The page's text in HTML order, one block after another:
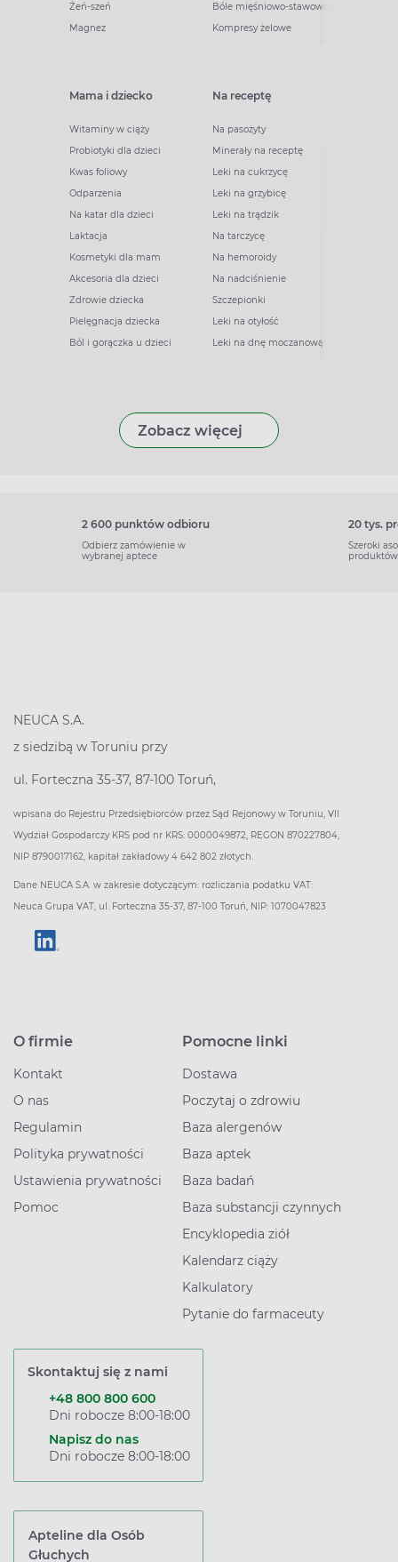
Żeń-szeń
Magnez
Bóle mięśniowo-stawowe
Kompresy żelowe
Mama i dziecko
Witaminy w ciąży
Probiotyki dla dzieci
Kwas foliowy
Odparzenia
Na katar dla dzieci
Laktacja
Kosmetyki dla mam
Akcesoria dla dzieci
Zdrowie dziecka
Pielęgnacja dziecka
Ból i gorączka u dzieci
Na receptę
Na pasożyty
Minerały na receptę
Leki na cukrzycę
Leki na grzybicę
Leki na trądzik
Na tarczycę
Na hemoroidy
Na nadciśnienie
Szczepionki
Leki na otyłość
Leki na dnę moczanową
Zobacz więcej
2 600 punktów odbioru
Odbierz zamówienie w
wybranej aptece
20 tys.
Szeroki
produktów
NEUCA S.A.
z siedzibą w Toruniu przy
ul. Forteczna 35-37, 87-100 Toruń,
wpisana do Rejestru Przedsiębiorców przez Sąd Rejonowy w Toruniu, VII
Wydział Gospodarczy KRS pod nr KRS: 0000049872, REGON 870227804,
NIP 8790017162, kapitał zakładowy 4 642 802 złotych.
Dane NEUCA S.A. w zakresie dotyczącym: rozliczania podatku VAT:
Neuca Grupa VAT, ul. Forteczna 35-37, 87-100 Toruń, NIP: 1070047823
O firmie
Kontakt
O nas
Regulamin
Polityka prywatności
Ustawienia prywatności
Pomoc
Pomocne linki
Dostawa
Poczytaj o zdrowiu
Baza alergenów
Baza aptek
Baza badań
Baza substancji czynnych
Encyklopedia ziół
Kalendarz ciąży
Kalkulatory
Pytanie do farmaceuty
Skontaktuj się z nami
+48 800 800 600
Dni robocze 8:00-18:00
Napisz do nas
Dni robocze 8:00-18:00
Apteline dla Osób
Głuchych